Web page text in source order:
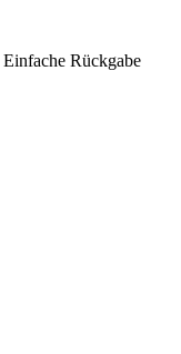
Einfache Rückgabe